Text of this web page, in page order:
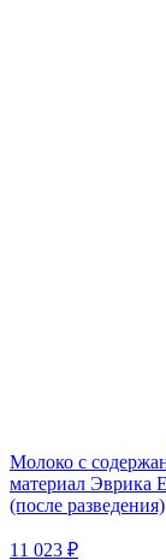
Молоко с
материал Эврика
(после разведения)
11 023 ₽